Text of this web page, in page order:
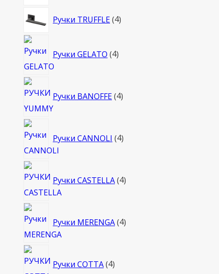
Ручки TRUFFLE 44
Ручки GELATO 4товара
Ручки BANOFFE 4товара
Ручки CANNOLI 4товара
Ручки CASTELLA 4товара
Ручки MERENGA 4товара
Ручки COTTA 4товара